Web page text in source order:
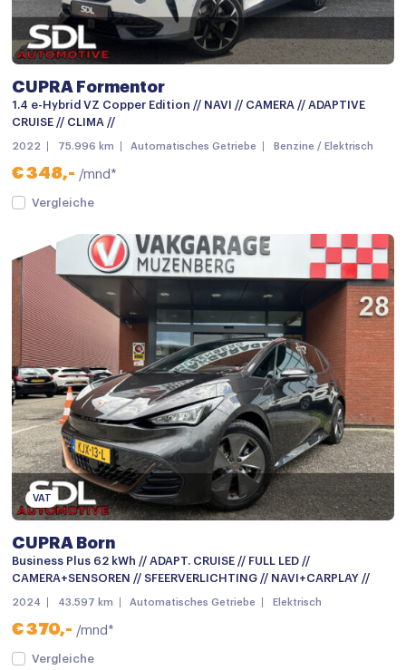
Buitenspiegels elektrisch verstelbaar
Buitenspiegels met verlichting
Bumpers in carrosseriekleur
Dakrails
Dimlichten automatisch
Elektronisch Sper Differentieel
File assistent
Getint glas
Grootlichtassistent
Keyless entry
keyless entry
LED achterlichten
LED dagrijverlichting
led Koplampen
Lichtmetalen velgen
Lichtmetalen velgen 19"
Metaalkleur
CUPRA Formentor
1.4 e-Hybrid VZ Copper Edition // NAVI // CAMERA // ADAPTIVE
CRUISE // CLIMA //
2022 75.996 km Automatisches Getriebe Benzine / Elektrisch
€ 348,- /mnd*
Vergleiche
VAT
CUPRA Born
Business Plus 62 kWh // ADAPT. CRUISE // FULL LED //
CAMERA+SENSOREN // SFEERVERLICHTING // NAVI+CARPLAY //
2024 43.597 km Automatisches Getriebe Elektrisch
€ 370,- /mnd*
Vergleiche